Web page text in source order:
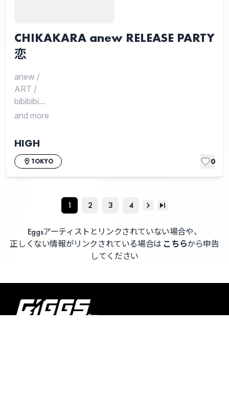
CHIKAKARA anew RELEASE PARTY
恋
anew /
ART /
bibibibi...
and more
HIGH
TOKYO 0
1 2 3 4
Eggsアーティストとリンクされていない場合や、
正しくない情報がリンクされている場合は こちらから申告
してください